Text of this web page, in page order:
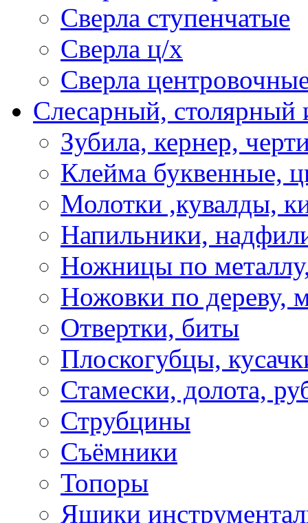
Сверла ступенчатые
Сверла ц/х
Сверла
Слесарный, столярный
Зубила, кернер,
Клейма буквенные,
Молотки ,кувалды,
Напильники,
Ножницы по
Ножовки по дереву,
Отвертки, биты
Плоскогубцы,
Стамески, долота,
Струбцины
Съёмники
Топоры
Ящики